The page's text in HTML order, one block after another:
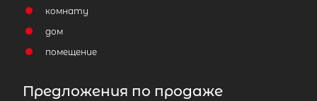
комнату
дом
помещение
Предложения по продаже